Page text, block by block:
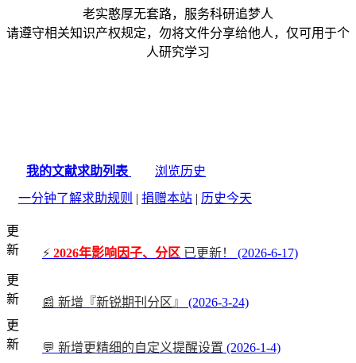
老实憨厚无套路，服务科研追梦人
请遵守相关知识产权规定，勿将文件分享给他人，仅可用于个
人研究学习
我的文献求助列表
浏览历史
一分钟了解求助规则 | 捐赠本站 | 历史今天
更
新
⚡ 2026年影响因子、分区 已更新！
(2026-6-17)
更
新
📰 新增『新锐期刊分区』
(2026-3-24)
更
新
💬 新增更精细的自定义提醒设置 (2026-1-4)